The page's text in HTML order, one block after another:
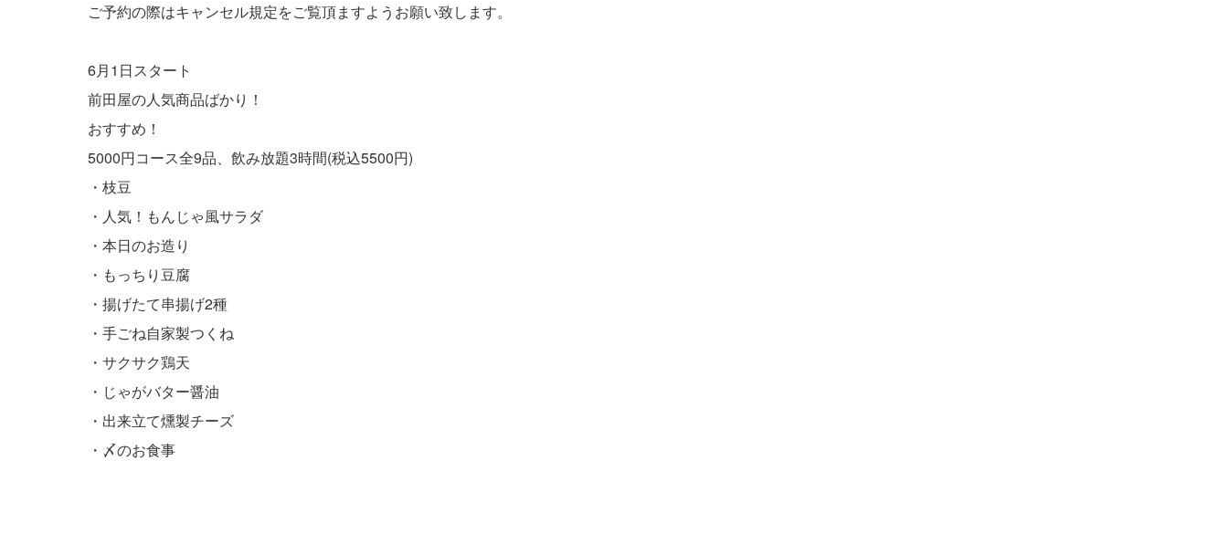
ご予約の際はキャンセル規定をご覧頂ますようお願い致します。
6月1日スタート
前田屋の人気商品ばかり！
おすすめ！
5000円コース全9品、飲み放題3時間(税込5500円)
・枝豆
・人気！もんじゃ風サラダ
・本日のお造り
・もっちり豆腐
・揚げたて串揚げ2種
・手ごね自家製つくね
・サクサク鶏天
・じゃがバター醤油
・出来立て燻製チーズ
・〆のお食事